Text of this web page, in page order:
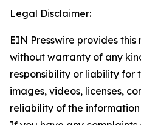
Legal Disclaimer:
EIN Presswire provides this
without warranty of any
responsibility or liability for
images, videos, licenses,
reliability of the